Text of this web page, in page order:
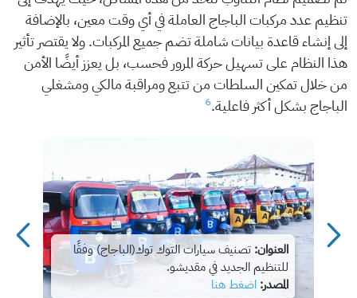
تنظيم عدد مركبات الباجاج العاملة في أي وقت معين، بالإضافة
إلى إنشاء قاعدة بيانات شاملة تضم جميع المركبات. ولا يقتصر تأثير
هذا النظام على تسهيل حركة المرور فحسب، بل يعزز أيضًا الأمن
من خلال تمكين السلطات من تتبع ومراقبة مالكي ومشغلي
الباجاج بشكل أكثر فاعلية.6
العنوان: تصنيف سيارات التوك توك(الباجاج) وفقًا
للتنظيم الجديد في مقديشو.
المصدر: اضغط هنا